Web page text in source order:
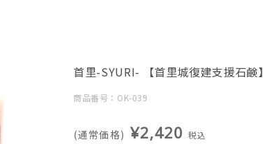
首里-SYURI- 【首里城復建支援石鹸】
商品番号：OK-039
(通常価格) ¥2,420税込